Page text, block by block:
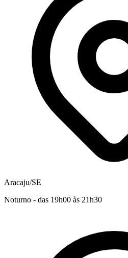
Aracaju/SE
Noturno - das 19h00 às 21h30